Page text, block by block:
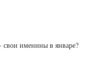
именины в январе?